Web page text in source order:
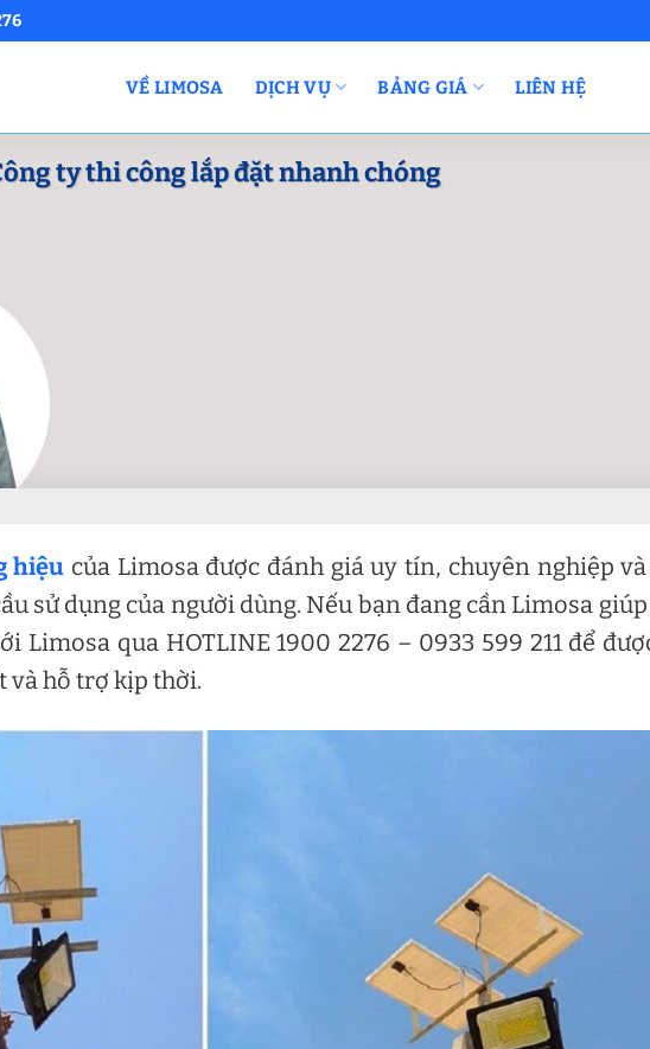
VỀ LIMOSA DỊCH VỤ BẢNG GIÁ LIÊN HỆ
ty thi công lắp đặt nhanh chóng
hiệu của Limosa được đánh giá uy tín, chuyên nghiệp
sử dụng của người dùng. Nếu bạn đang cần Limosa
Limosa qua HOTLINE 1900 2276 – 0933 599 211 để
và hỗ trợ kịp thời.